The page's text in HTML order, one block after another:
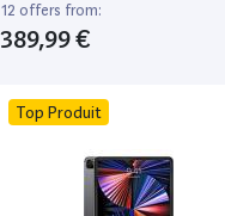
12 offers from:
389,99 €
Top Produit